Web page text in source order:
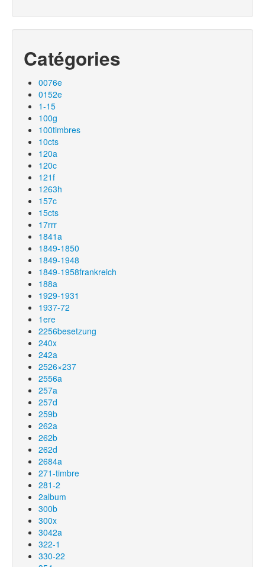
Catégories
0076e
0152e
1-15
100g
100timbres
10cts
120a
120c
121f
1263h
157c
15cts
17rrr
1841a
1849-1850
1849-1948
1849-1958frankreich
188a
1929-1931
1937-72
1ere
2256besetzung
240x
242a
2526×237
2556a
257a
257d
259b
262a
262b
262d
2684a
271-timbre
281-2
2album
300b
300x
3042a
322-1
330-22